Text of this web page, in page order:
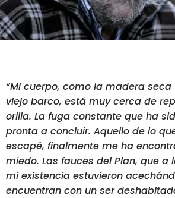
“Mi cuerpo, como la madera
viejo barco, está muy cerca de
orilla. La fuga constante que ha
pronta a concluir. Aquello de lo
escapé, finalmente me ha
miedo. Las fauces del Plan, que a
mi existencia estuvieron
encuentran con un ser